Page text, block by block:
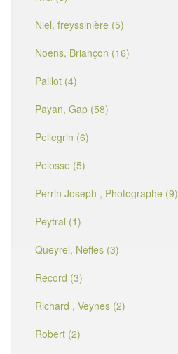
Niel, freyssinière (5)
Noens, Briançon (16)
Paillot (4)
Payan, Gap (58)
Pellegrin (6)
Pelosse (5)
Perrin Joseph , Photographe (9)
Peytral (1)
Queyrel, Neffes (3)
Record (3)
Richard , Veynes (2)
Robert (2)